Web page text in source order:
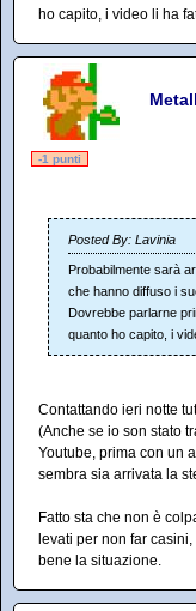
ho capito, i video li ha
-1 punti
Posted By: Lavinia
Probabilmente sarà
che hanno diffuso i
Dovrebbe parlarne
quanto ho capito, i
Contattando ieri notte
(Anche se io son stato
Youtube, prima con un
sembra sia arrivata la
Fatto sta che non è
levati per non far
bene la situazione.